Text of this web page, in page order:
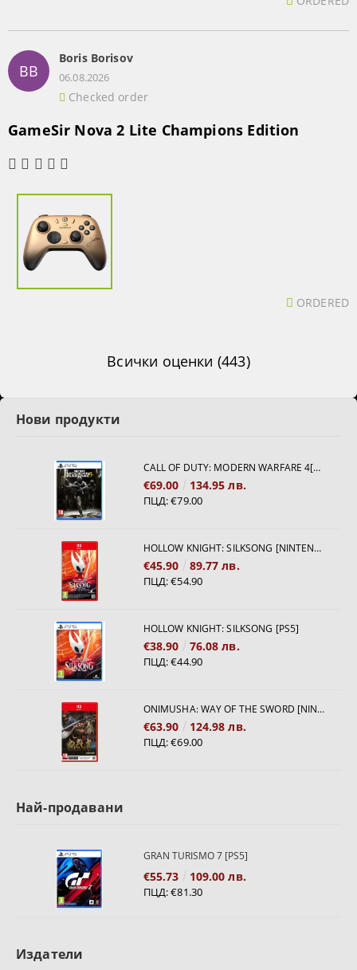
BB
Boris Borisov
06.08.2026
Checked order
GameSir Nova 2 Lite Champions Edition
ORDERED
Всички оценки (443)
Нови продукти
CALL OF DUTY: MODERN WARFARE 4[PS5]
€69.00 134.95 лв.
ПЦД:€79.00
HOLLOW KNIGHT: SILKSONG [NINTENDO SWITCH 2]
€45.90 89.77 лв.
ПЦД:€54.90
HOLLOW KNIGHT: SILKSONG [PS5]
€38.90 76.08 лв.
ПЦД:€44.90
ONIMUSHA: WAY OF THE SWORD [NINTENDO SWITCH 2]
€63.90 124.98 лв.
ПЦД:€69.00
Най-продавани
GRAN TURISMO 7 [PS5]
€55.73 109.00 лв.
ПЦД:€81.30
Издатели